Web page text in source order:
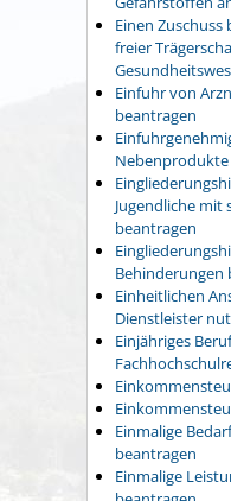
Einen
freier
Einfuhr von
beantragen
Nebenprodukte
Jugendliche mit
beantragen
Behinderungen
Einheitlichen
Dienstleister
Einjähriges
Einmalige
beantragen
Einmalige